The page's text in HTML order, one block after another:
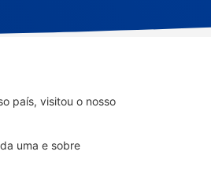
país, visitou o nosso
uma e sobre